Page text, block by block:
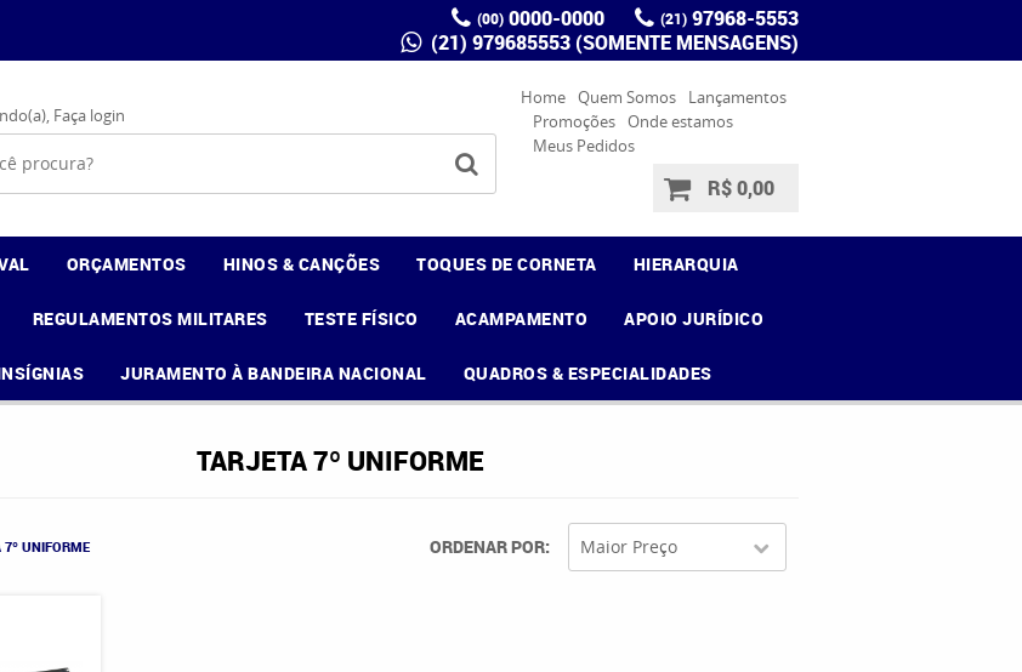
(00) 0000-0000 (21) 97968-5553
(21) 979685553 (SOMENTE MENSAGENS)
Faça login
Home Quem Somos
Lançamentos
Promoções Onde estamos
Meus Pedidos
R$ 0,00
ORÇAMENTOS HINOS & CANÇÕES TOQUES DE CORNETA HIERARQUIA
REGULAMENTOS MILITARES TESTE FÍSICO ACAMPAMENTO APOIO JURÍDICO
JURAMENTO À BANDEIRA NACIONAL QUADROS & ESPECIALIDADES
TARJETA 7º UNIFORME
7º UNIFORME ORDENAR POR Maior Preço